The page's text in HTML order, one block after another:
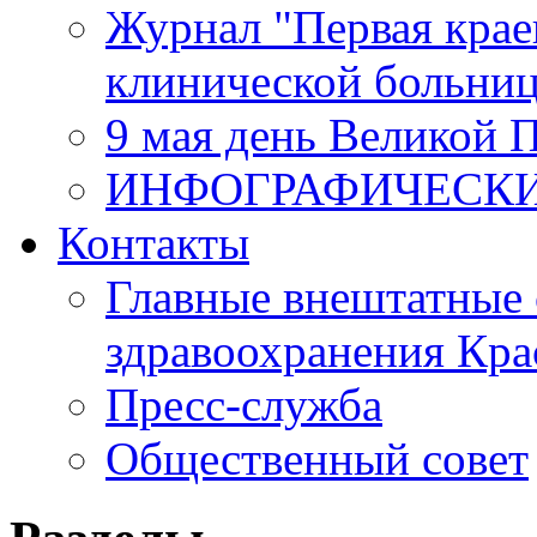
Журнал "Первая
клинической
9 мая день Великой
Контакты
Главные внештатные
здравоохранения
Пресс-служба
Общественный совет